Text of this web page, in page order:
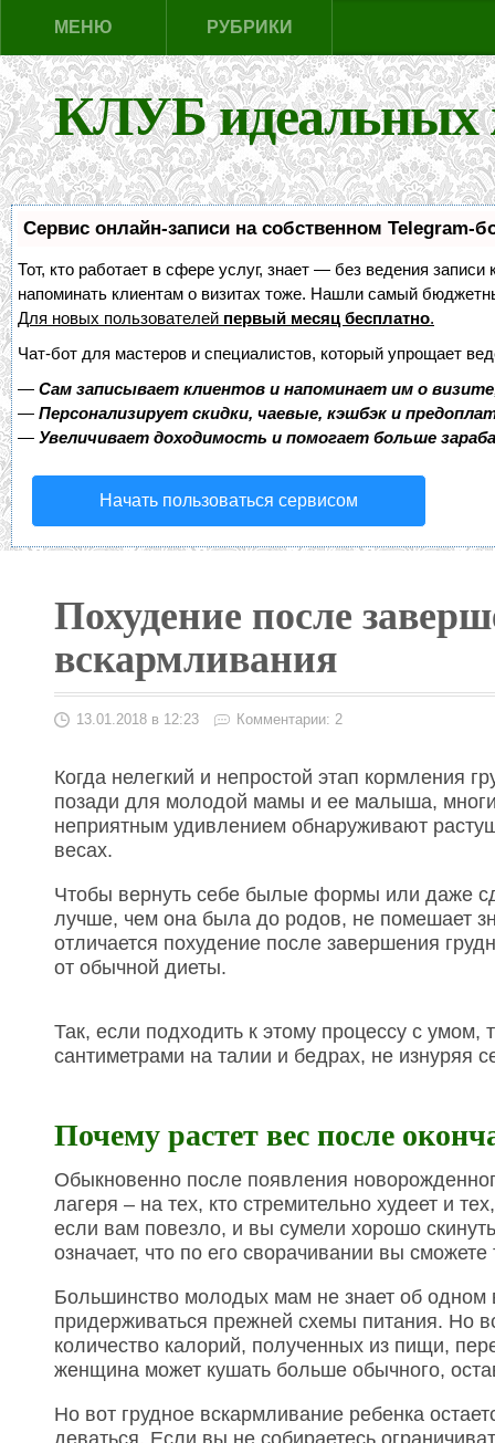
МЕНЮ РУБРИКИ
КЛУБ идеальных
Сервис онлайн-записи на собственном Telegram-
Тот, кто работает в сфере услуг, знает — без ведения
напоминать клиентам о визитах тоже. Нашли самый
Для новых пользователей первый месяц бесплатно.
Чат-бот для мастеров и специалистов, который упрощает
— Сам записывает клиентов и напоминает им о
— Персонализирует скидки, чаевые, кэшбэк и
— Увеличивает доходимость и помогает больше
Начать пользоваться сервисом
Похудение после
вскармливания
13.01.2018 в 12:23 Комментарии: 2
Когда нелегкий и непростой этап кормления
позади для молодой мамы и ее малыша,
неприятным удивлением обнаруживают
весах.
Чтобы вернуть себе былые формы или даже
лучше, чем она была до родов, не помешает
отличается похудение после завершения
от обычной диеты.
Так, если подходить к этому процессу с
сантиметрами на талии и бедрах, не изнуряя
Почему растет вес после
Обыкновенно после появления
лагеря – на тех, кто стремительно худеет и
если вам повезло, и вы сумели хорошо
означает, что по его сворачивании вы
Большинство молодых мам не знает об
придерживаться прежней схемы питания. Но
количество калорий, полученных из пищи,
женщина может кушать больше обычного,
Но вот грудное вскармливание ребенка
деваться. Если вы не собираетесь